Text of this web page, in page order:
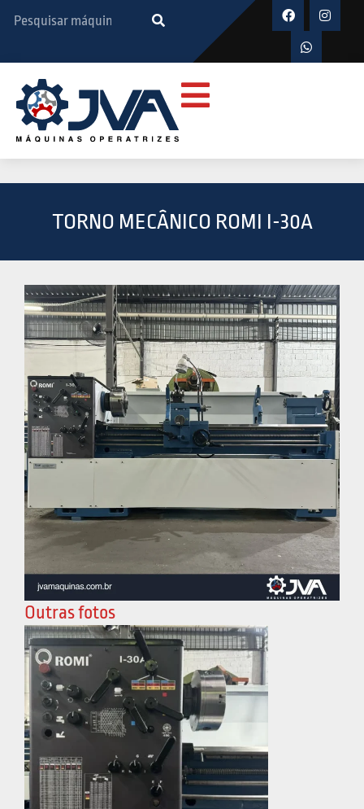
TORNO MECÂNICO ROMI I-30A
Outras fotos